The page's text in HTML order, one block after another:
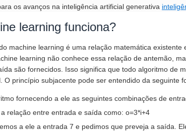
os avanços na inteligência artificial generativa
learning funciona?
machine learning é uma relação matemática
learning não conhece essa relação de antemão,
são fornecidos. Isso significa que todo algoritmo de
O princípio subjacente pode ser entendido da seguinte
fornecendo a ele as seguintes combinações de
relação entre entrada e saída como: o=3*i+4
a ele a entrada 7 e pedimos que preveja a saída.